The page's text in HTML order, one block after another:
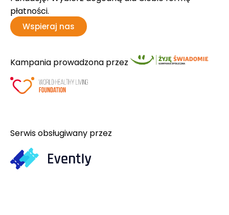
płatności.
Wspieraj nas
Kampania prowadzona przez
Serwis obsługiwany przez